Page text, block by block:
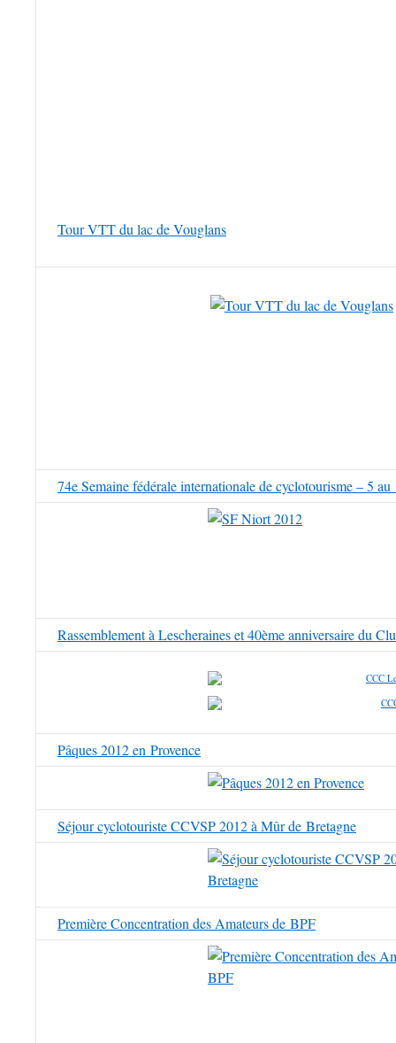
Tour VTT du lac de Vouglans
74e Semaine fédérale internationale de cyclotourisme – 5
Rassemblement à Lescheraines et 40ème anniversaire du
Pâques 2012 en Provence
Séjour cyclotouriste CCVSP 2012 à Mûr de Bretagne
Première Concentration des Amateurs de BPF